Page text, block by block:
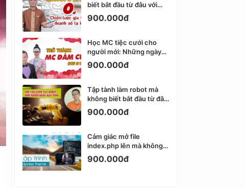
biết bắt đầu từ đâu với
Email Marketing
900.000đ
Học MC tiệc cưới cho
người mới: Những ngày
đầu thực sự khá ngợp
900.000đ
Tập tành làm robot mà
không biết bắt đầu từ đâu
thì dễ nản thật
900.000đ
Cảm giác mở file
index.php lên mà không
biết viết gì tiếp theo
900.000đ